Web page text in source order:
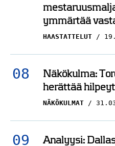
ymmärtää
HAASTATTELUT
Näkökulma:
herättää
NÄKÖKULMAT
Analyysi: